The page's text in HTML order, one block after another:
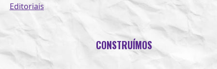
Editoriais
CONSTRUÍMOS